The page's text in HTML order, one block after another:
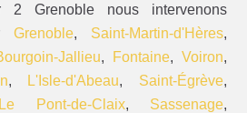
2 Grenoble nous intervenons
Grenoble, Saint-Martin-d'Hères,
Jallieu, Fontaine, Voiron,
, L'Isle-d'Abeau, Saint-Égrève,
Le Pont-de-Claix, Sassenage,